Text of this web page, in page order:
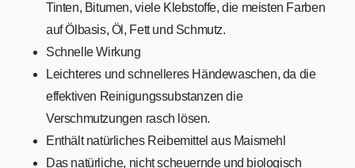
Tinten, Bitumen, viele Klebstoffe, die meisten Farben
auf Ölbasis, Öl, Fett und Schmutz.
Schnelle Wirkung
Leichteres und schnelleres Händewaschen, da die
effektiven Reinigungssubstanzen die
Verschmutzungen rasch lösen.
Enthält natürliches Reibemittel aus Maismehl
Das natürliche, nicht scheuernde und biologisch